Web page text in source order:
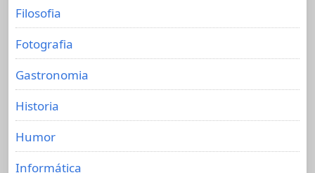
Filosofia
Fotografia
Gastronomia
Historia
Humor
Informática